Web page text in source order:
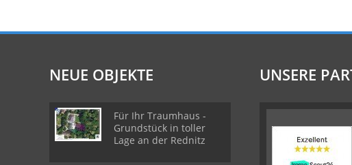
NEUE OBJEKTE
Für Ihr Traumhaus -
Grundstück in toller
Lage an der Rednitz
UNSERE